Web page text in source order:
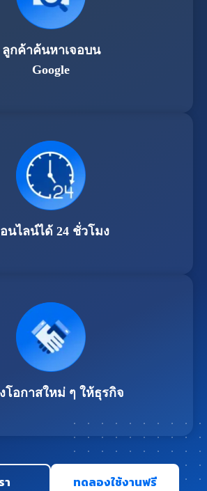
ลูกค้าค้นหาเจอบน
Google
นไลน์ได้ 24 ชั่วโมง
โอกาสใหม่ ๆ ให้ธุรกิจ
า ทดลองใช้งานฟรี